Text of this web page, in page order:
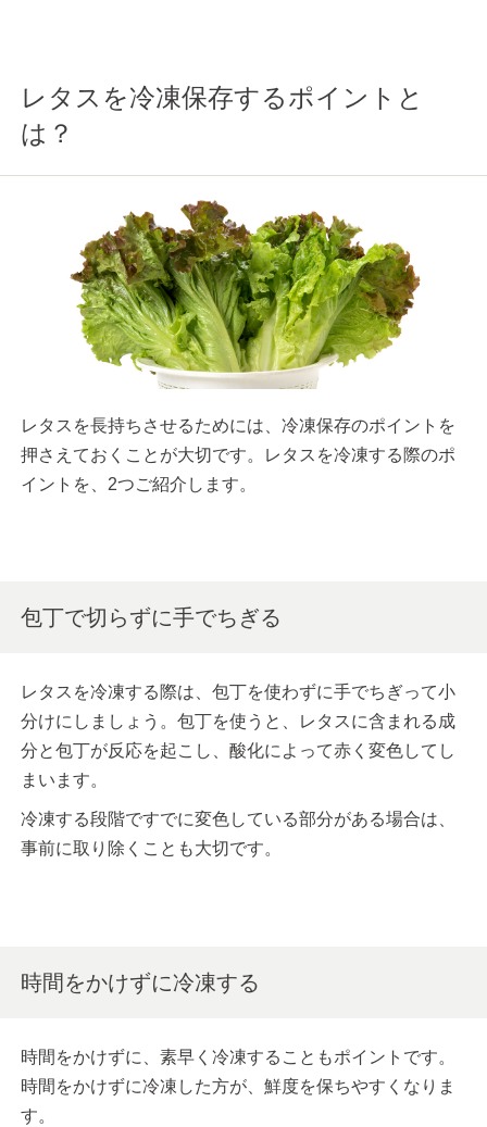
レタスを冷凍保存するポイントと
は？
レタスを長持ちさせるためには、冷凍保存のポイントを
押さえておくことが大切です。レタスを冷凍する際のポ
イントを、2つご紹介します。
包丁で切らずに手でちぎる
レタスを冷凍する際は、包丁を使わずに手でちぎって小
分けにしましょう。包丁を使うと、レタスに含まれる成
分と包丁が反応を起こし、酸化によって赤く変色してし
まいます。
冷凍する段階ですでに変色している部分がある場合は、
事前に取り除くことも大切です。
時間をかけずに冷凍する
時間をかけずに、素早く冷凍することもポイントです。
時間をかけずに冷凍した方が、鮮度を保ちやすくなりま
す。